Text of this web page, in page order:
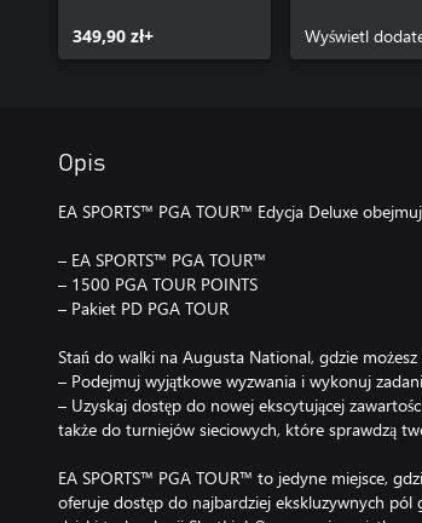
349,90 zł+
Wyświetl
Opis
EA SPORTS™ PGA TOUR™ Edycja Deluxe
– EA SPORTS™ PGA TOUR™
– 1500 PGA TOUR POINTS
– Pakiet PD PGA TOUR
Stań do walki na Augusta National, gdzie
– Podejmuj wyjątkowe wyzwania i wykonuj
– Uzyskaj dostęp do nowej ekscytującej
także do turniejów sieciowych, które sprawdzą
EA SPORTS™ PGA TOUR™ to jedyne miejsce,
oferuje dostęp do najbardziej ekskluzywnych